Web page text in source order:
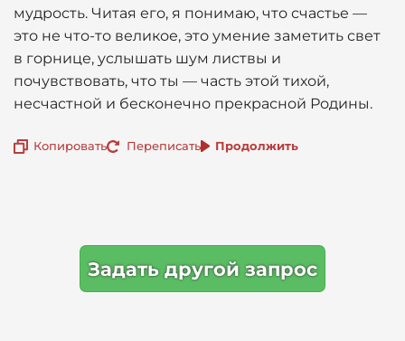
мудрость. Читая его, я понимаю, что счастье —
это не что-то великое, это умение заметить свет
в горнице, услышать шум листвы и
почувствовать, что ты — часть этой тихой,
несчастной и бесконечно прекрасной Родины.
Копировать Переписать Продолжить
Задать другой запрос